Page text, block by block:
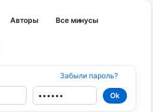
Авторы Все минусы
Забыли пароль?